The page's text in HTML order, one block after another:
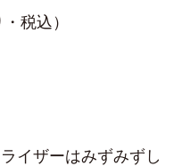
税込）
イザーはみずみずし